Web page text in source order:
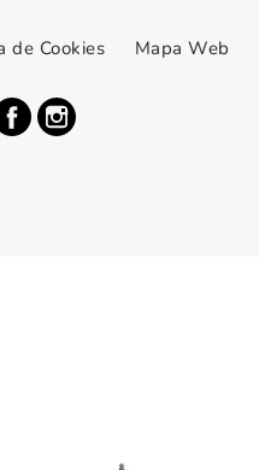
de Cookies Mapa Web